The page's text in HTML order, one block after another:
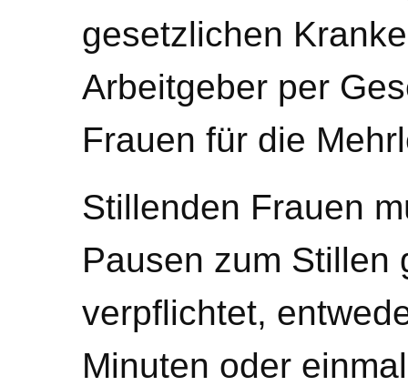
gesetzlichen
Arbeitgeber per
Frauen für die
Stillenden Frauen
Pausen zum Stillen
verpflichtet,
Minuten oder